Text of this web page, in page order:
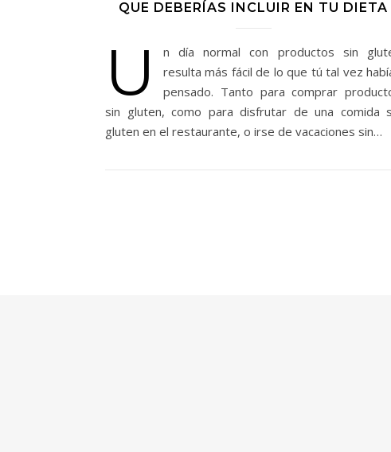
QUE DEBERÍAS INCLUIR EN TU DIETA
U
n día normal con productos sin
resulta más fácil de lo que tú tal vez
pensado. Tanto para comprar
sin gluten, como para disfrutar de una comida
gluten en el restaurante, o irse de vacaciones sin…